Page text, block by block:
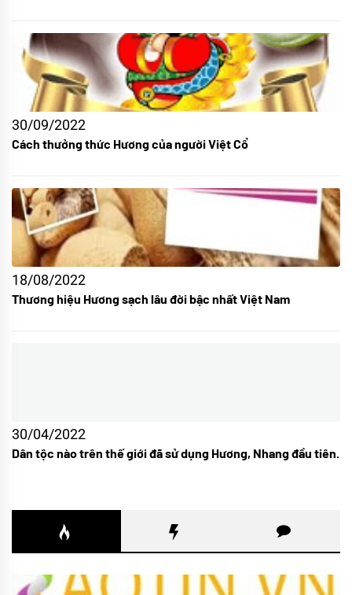
30/09/2022
Cách thưởng thức Hương của người Việt Cổ
18/08/2022
Thương hiệu Hương sạch lâu đời bậc nhất Việt Nam
30/04/2022
Dân tộc nào trên thế giới đã sử dụng Hương, Nhang đầu tiên.